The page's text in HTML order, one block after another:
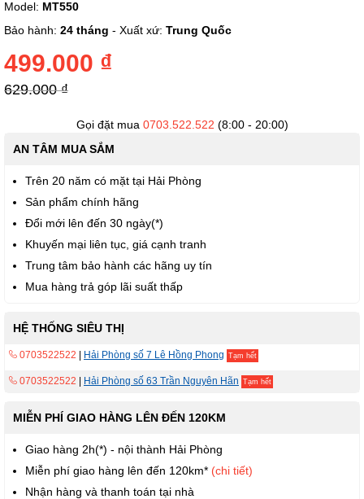
đến
phần
của
thư
viện
Model: MT550
Bảo hành: 24 tháng - Xuất xứ: Trung Quốc
499.000 ₫
629.000 ₫
Gọi đặt mua 0703.522.522 (8:00 - 20:00)
AN TÂM MUA SẮM
Trên 20 năm có mặt tại Hải Phòng
Sản phẩm chính hãng
Đổi mới lên đến 30 ngày(*)
Khuyến mại liên tục, giá cạnh tranh
Trung tâm bảo hành các hãng uy tín
Mua hàng trả góp lãi suất thấp
HỆ THỐNG SIÊU THỊ
0703522522 Hải Phòng số 7 Lê Hồng Phong Tạm hết
0703522522 Hải Phòng số 63 Trần Nguyên Hãn Tạm hết
MIỄN PHÍ GIAO HÀNG LÊN ĐẾN 120KM
Giao hàng 2h(*) - nội thành Hải Phòng
Miễn phí giao hàng lên đến 120km* (chi tiết)
Nhận hàng và thanh toán tại nhà